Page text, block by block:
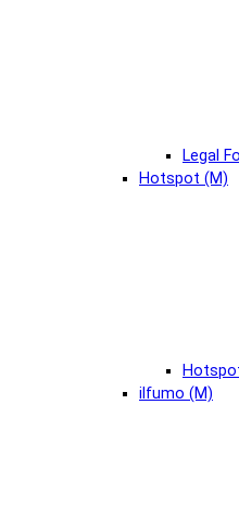
Legal
Hotspot (М)
ilfumo (М)